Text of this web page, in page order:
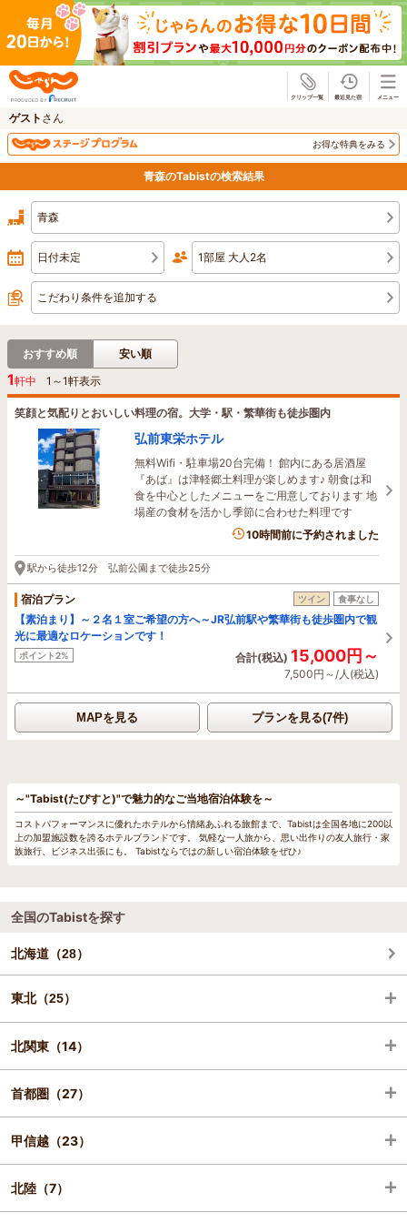
ゲスト さん
お得な特典をみる
青森のTabistの検索結果
青森
日付未定 1部屋 大人2名
こだわり条件を追加する
おすすめ順 安い順
1軒中 1 ～1軒表示
笑顔と気配りとおいしい料理の宿。大学・駅・繁華街も徒歩圏内
弘前東栄ホテル
無料Wifi・駐車場20台完備！ 館内にある居酒屋
『あば』は津軽郷土料理が楽しめます♪ 朝食は和
食を中心としたメニューをご用意しております 地
場産の食材を活かし季節に合わせた料理です
10時間前に予約されました
駅から徒歩12分 弘前公園まで徒歩25分
宿泊プラン ツイン 食事なし
【素泊まり】～２名１室ご希望の方へ～JR弘前駅や繁華街も徒歩圏内で観
光に最適なロケーションです！
ポイント2% 合計(税込) 15,000円～
7,500円～/人(税込)
MAPを見る プランを見る(7件)
～"Tabist(たびすと)"で魅力的なご当地宿泊体験を～
コストパフォーマンスに優れたホテルから情緒あふれる旅館まで、Tabistは全国各地に200以
上の加盟施設数を誇るホテルブランドです。 気軽な一人旅から、思い出作りの友人旅行・家
族旅行、ビジネス出張にも。 Tabistならではの新しい宿泊体験をぜひ♪
全国のTabistを探す
北海道（28）
東北（25）
岩手（1）
宮城（9）
秋田（7）
山形（1）
北関東（14）
栃木（5）
群馬（2）
茨城（7）
首都圏（27）
千葉（10）
東京（13）
甲信越（23）
山梨（12）
北陸（7）